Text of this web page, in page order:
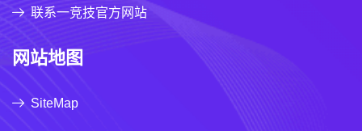
联系一竞技官方网站
网站地图
SiteMap